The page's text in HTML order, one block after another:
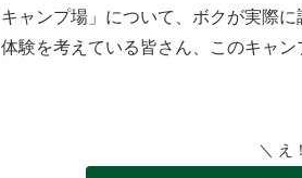
キャンプ場」について、ボクが実際
験を考えている皆さん、このキャン
＼ え